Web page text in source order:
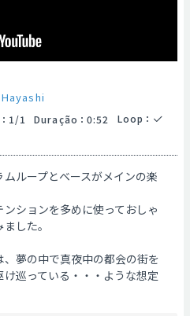
Hayashi
： 1/1 Duração ： 0:52 Loop ：
ループとベースがメインの楽
ションを多めに使っておしゃ
した。
夢の中で真夜中の都会の街を
巡っている・・・ような想定